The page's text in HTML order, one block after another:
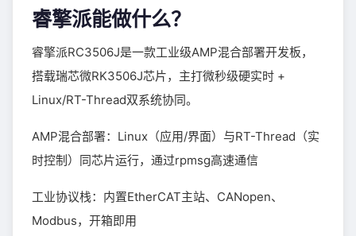
睿擎派能做什么？
睿擎派RC3506J是一款工业级AMP混合部署开发板，
搭载瑞芯微RK3506J芯片，主打微秒级硬实时 +
Linux/RT-Thread双系统协同。
AMP混合部署：Linux（应用/界面）与RT-Thread（实
时控制）同芯片运行，通过rpmsg高速通信
工业协议栈：内置EtherCAT主站、CANopen、
Modbus，开箱即用